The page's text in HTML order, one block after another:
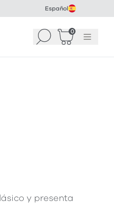
Español
Buscar 0
Cesta (0)
Menú
y presenta